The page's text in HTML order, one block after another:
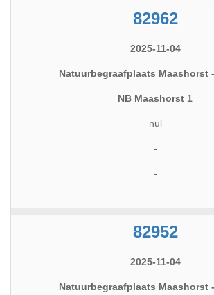
82962
2025-11-04
Natuurbegraafplaats Maashorst
NB Maashorst 1
nul
-
-
82952
2025-11-04
Natuurbegraafplaats Maashorst